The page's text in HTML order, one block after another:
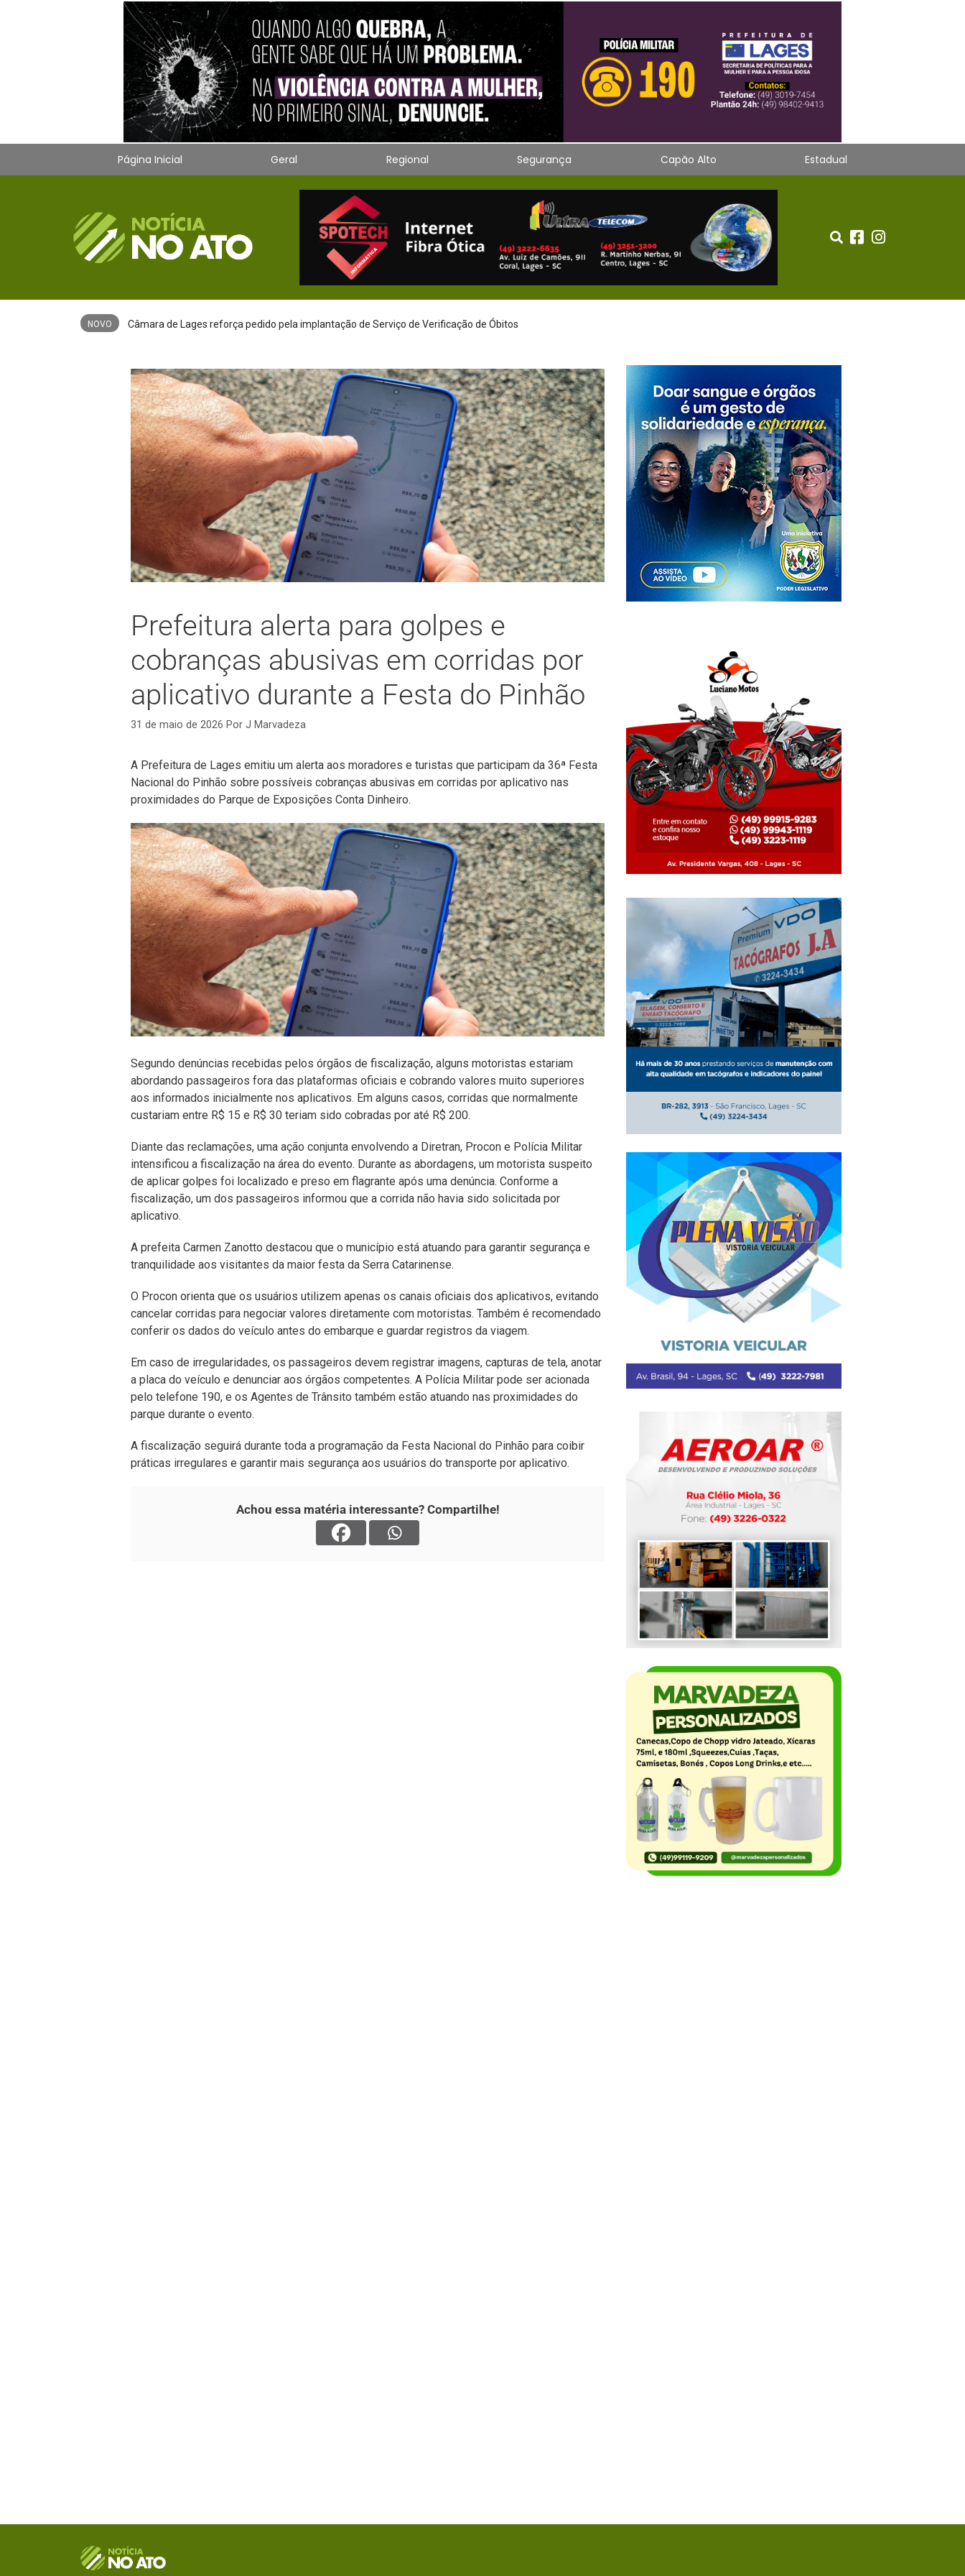
Página Inicial Geral Regional Segurança Capão Alto Estadual
NOVO Poderá faltar água na região norte da cidade nesta quarta-feira devido à higienização de reservatório
Prefeitura alerta para golpes e
cobranças abusivas em corridas por
aplicativo durante a Festa do Pinhão
31 de maio de 2026 Por J Marvadeza
A Prefeitura de Lages emitiu um alerta aos moradores e turistas que participam da 36ª Festa
Nacional do Pinhão sobre possíveis cobranças abusivas em corridas por aplicativo nas
proximidades do Parque de Exposições Conta Dinheiro.
Segundo denúncias recebidas pelos órgãos de fiscalização, alguns motoristas estariam
abordando passageiros fora das plataformas oficiais e cobrando valores muito superiores
aos informados inicialmente nos aplicativos. Em alguns casos, corridas que normalmente
custariam entre R$ 15 e R$ 30 teriam sido cobradas por até R$ 200.
Diante das reclamações, uma ação conjunta envolvendo a Diretran, Procon e Polícia Militar
intensificou a fiscalização na área do evento. Durante as abordagens, um motorista suspeito
de aplicar golpes foi localizado e preso em flagrante após uma denúncia. Conforme a
fiscalização, um dos passageiros informou que a corrida não havia sido solicitada por
aplicativo.
A prefeita Carmen Zanotto destacou que o município está atuando para garantir segurança e
tranquilidade aos visitantes da maior festa da Serra Catarinense.
O Procon orienta que os usuários utilizem apenas os canais oficiais dos aplicativos, evitando
cancelar corridas para negociar valores diretamente com motoristas. Também é recomendado
conferir os dados do veículo antes do embarque e guardar registros da viagem.
Em caso de irregularidades, os passageiros devem registrar imagens, capturas de tela, anotar
a placa do veículo e denunciar aos órgãos competentes. A Polícia Militar pode ser acionada
pelo telefone 190, e os Agentes de Trânsito também estão atuando nas proximidades do
parque durante o evento.
A fiscalização seguirá durante toda a programação da Festa Nacional do Pinhão para coibir
práticas irregulares e garantir mais segurança aos usuários do transporte por aplicativo.
Achou essa matéria interessante? Compartilhe!